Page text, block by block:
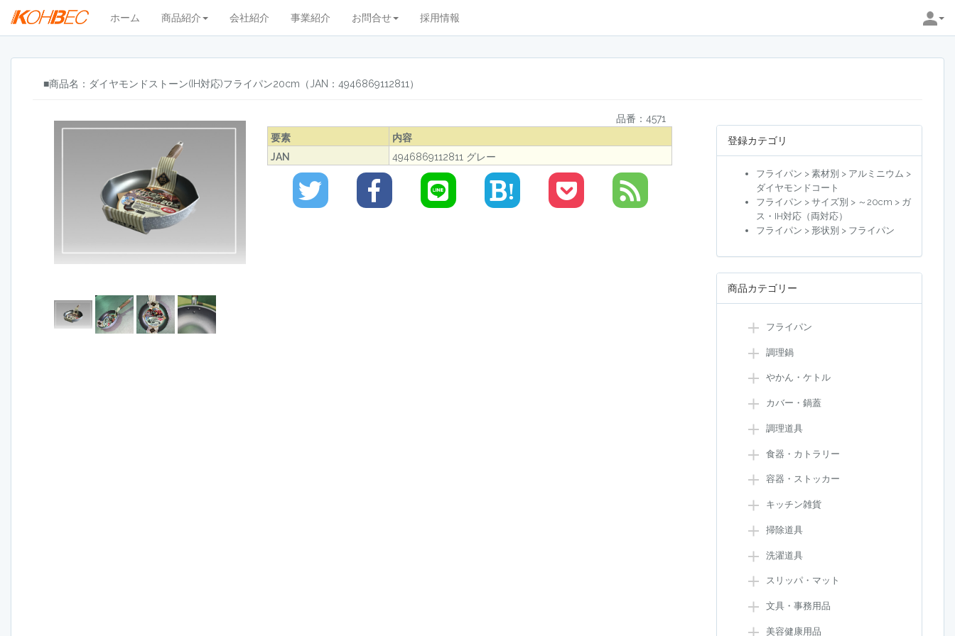
ホーム 商品紹介 会社紹介 事業紹介 お問合せ 採用情報
■商品名：ダイヤモンドストーン(IH対応)フライパン20cm（JAN：4946869112811）
品番：4571
要素
内容
JAN
4946869112811 グレー
!
登録カテゴリ
フライパン > 素材別 > アルミニウム >
ダイヤモンドコート
フライパン > サイズ別 > ～20cm > ガ
ス・IH対応（両対応）
フライパン > 形状別 > フライパン
商品カテゴリー
フライパン
調理鍋
やかん・ケトル
カバー・鍋蓋
調理道具
食器・カトラリー
容器・ストッカー
キッチン雑貨
掃除道具
洗濯道具
スリッパ・マット
文具・事務用品
美容健康用品